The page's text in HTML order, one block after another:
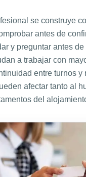
se construye
antes de
y preguntar antes de
a trabajar con
entre turnos y
afectar tanto al
del